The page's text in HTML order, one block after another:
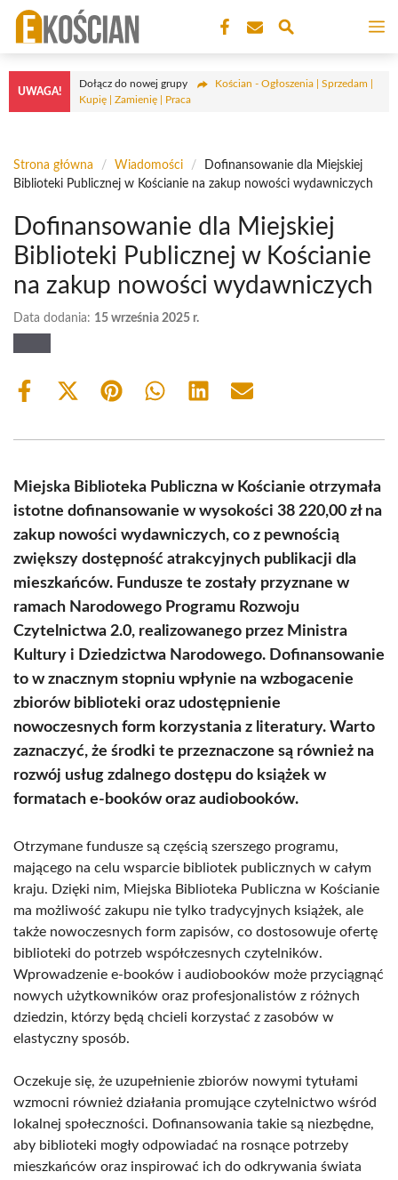
Przejdź
treści
UWAGA!
Dołącz do nowej grupy
Kościan - Ogłoszenia | Sprzedam |
Kupię | Zamienię | Praca
Strona główna / Wiadomości /
Dofinansowanie dla Miejskiej
Biblioteki Publicznej w Kościanie na zakup nowości wydawniczych
Dofinansowanie dla Miejskiej
Biblioteki Publicznej w Kościanie
na zakup nowości wydawniczych
Data dodania: 15 września 2025 r.
Share
Share
(Twitter)
Share Share Share Share
Miejska Biblioteka Publiczna w Kościanie otrzymała
istotne dofinansowanie w wysokości 38 220,00 zł na
zakup nowości wydawniczych, co z pewnością
zwiększy dostępność atrakcyjnych publikacji dla
mieszkańców. Fundusze te zostały przyznane w
ramach Narodowego Programu Rozwoju
Czytelnictwa 2.0, realizowanego przez Ministra
Kultury i Dziedzictwa Narodowego. Dofinansowanie
to w znacznym stopniu wpłynie na wzbogacenie
zbiorów biblioteki oraz udostępnienie
nowoczesnych form korzystania z literatury. Warto
zaznaczyć, że środki te przeznaczone są również na
rozwój usług zdalnego dostępu do książek w
formatach e-booków oraz audiobooków.
Otrzymane fundusze są częścią szerszego programu,
mającego na celu wsparcie bibliotek publicznych w całym
kraju. Dzięki nim, Miejska Biblioteka Publiczna w Kościanie
ma możliwość zakupu nie tylko tradycyjnych książek, ale
także nowoczesnych form zapisów, co dostosowuje ofertę
biblioteki do potrzeb współczesnych czytelników.
Wprowadzenie e-booków i audiobooków może przyciągnąć
nowych użytkowników oraz profesjonalistów z różnych
dziedzin, którzy będą chcieli korzystać z zasobów w
elastyczny sposób.
Oczekuje się, że uzupełnienie zbiorów nowymi tytułami
wzmocni również działania promujące czytelnictwo wśród
lokalnej społeczności. Dofinansowania takie są niezbędne,
aby biblioteki mogły odpowiadać na rosnące potrzeby
mieszkańców oraz inspirować ich do odkrywania świata